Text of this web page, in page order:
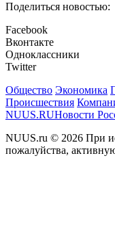
Поделиться новостью:
Facebook
Вконтакте
Одноклассники
Twitter
Общество Экономика
Происшествия
NUUS.RUНовости
NUUS.ru © 2026 При
пожалуйства,